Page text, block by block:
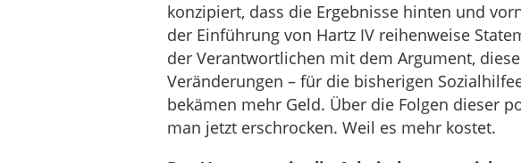
konzipiert, dass die Ergebnisse hinten und
der Einführung von Hartz IV reihenweise
der Verantwortlichen mit dem Argument,
Veränderungen – für die bisherigen
bekämen mehr Geld. Über die Folgen dieser
man jetzt erschrocken. Weil es mehr kostet.